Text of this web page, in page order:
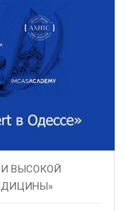
ВЫСОКОЙ